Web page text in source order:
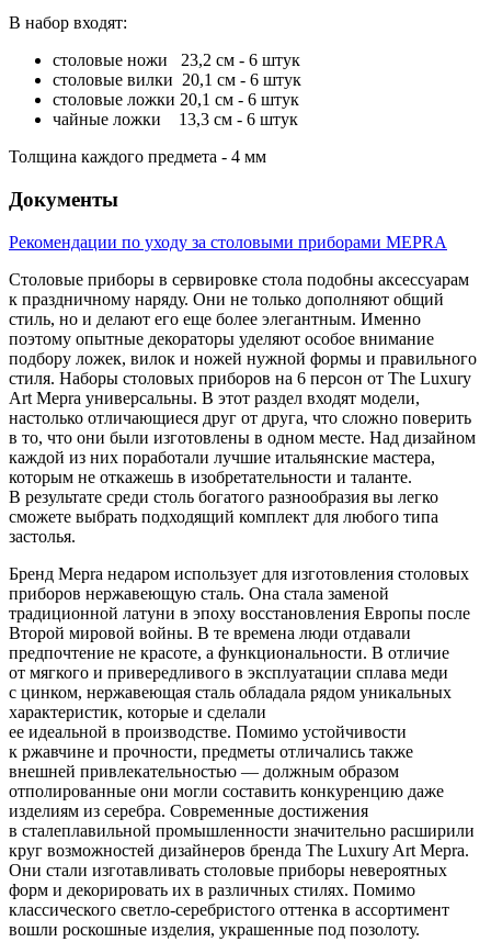
В набор входят:
столовые ножи 23,2 см - 6 штук
столовые вилки 20,1 см - 6 штук
столовые ложки 20,1 см - 6 штук
чайные ложки 13,3 см - 6 штук
Толщина каждого предмета - 4 мм
Документы
Рекомендации по уходу за столовыми приборами MEPRA
Столовые приборы в сервировке стола подобны аксессуарам
к праздничному наряду. Они не только дополняют общий
стиль, но и делают его еще более элегантным. Именно
поэтому опытные декораторы уделяют особое внимание
подбору ложек, вилок и ножей нужной формы и правильного
стиля. Наборы столовых приборов на 6 персон от The Luxury
Art Mepra универсальны. В этот раздел входят модели,
настолько отличающиеся друг от друга, что сложно поверить
в то, что они были изготовлены в одном месте. Над дизайном
каждой из них поработали лучшие итальянские мастера,
которым не откажешь в изобретательности и таланте.
В результате среди столь богатого разнообразия вы легко
сможете выбрать подходящий комплект для любого типа
застолья.
Бренд Mepra недаром использует для изготовления столовых
приборов нержавеющую сталь. Она стала заменой
традиционной латуни в эпоху восстановления Европы после
Второй мировой войны. В те времена люди отдавали
предпочтение не красоте, а функциональности. В отличие
от мягкого и привередливого в эксплуатации сплава меди
с цинком, нержавеющая сталь обладала рядом уникальных
характеристик, которые и сделали
ее идеальной в производстве. Помимо устойчивости
к ржавчине и прочности, предметы отличались также
внешней привлекательностью — должным образом
отполированные они могли составить конкуренцию даже
изделиям из серебра. Современные достижения
в сталеплавильной промышленности значительно расширили
круг возможностей дизайнеров бренда The Luxury Art Mepra.
Они стали изготавливать столовые приборы невероятных
форм и декорировать их в различных стилях. Помимо
классического светло-серебристого оттенка в ассортимент
вошли роскошные изделия, украшенные под позолоту.